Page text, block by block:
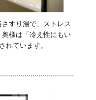
すり湯で、ストレス
様は「冷え性にもい
れています。